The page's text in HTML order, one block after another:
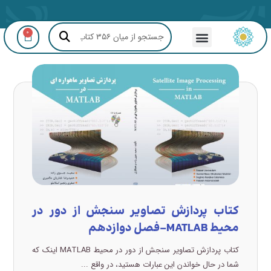
0
کتاب پردازش تصاویر سنجش از دور در
محیط MATLAB-فصل دوازدهم
کتاب پردازش تصاویر سنجش از دور در محیط MATLAB اینک که
شما در حال خواندن این عبارات هستید، در واقع ...